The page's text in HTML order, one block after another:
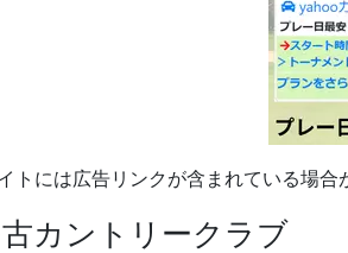
トには広告リンクが含まれている場合
カントリークラブ